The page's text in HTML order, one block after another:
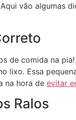
vão algumas
de comida na
lixo. Essa
na hora de evitar
Ralos